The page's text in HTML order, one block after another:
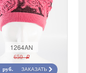
1264AN
650 r
руб. ЗАКАЗАТЬ